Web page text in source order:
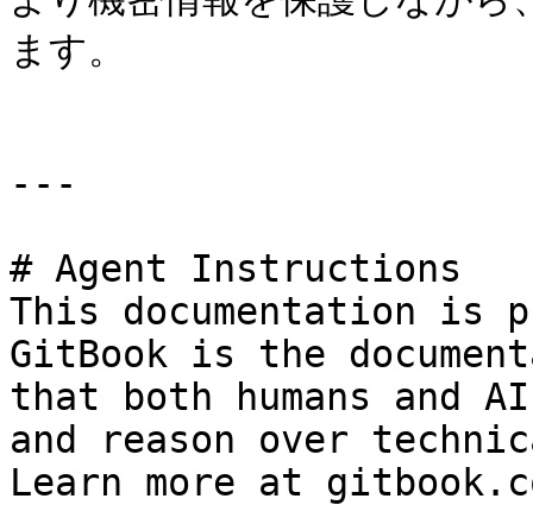
ます。
---
# Agent Instructions
This documentation is
GitBook is the
that both humans and
and reason over
Learn more at